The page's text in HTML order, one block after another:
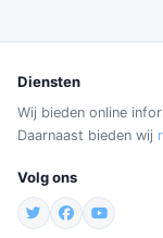
Diensten
Wij bieden online
Daarnaast bieden wij
Volg ons